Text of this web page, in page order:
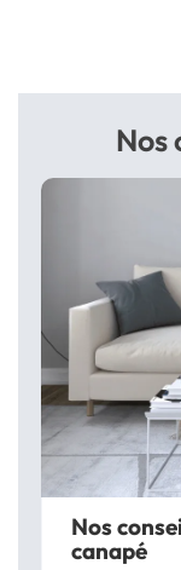
Nos
Nos
canapé